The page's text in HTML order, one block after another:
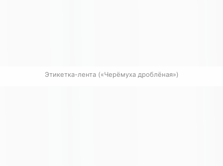
Этикетка-лента («Черёмуха дроблёная»)